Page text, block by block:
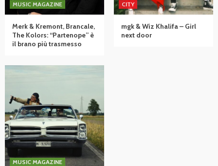
MUSIC MAGAZINE
Merk & Kremont, Brancale,
The Kolors: “Partenope” è
il brano più trasmesso
CITY
mgk & Wiz Khalifa – Girl
next door
MUSIC MAGAZINE